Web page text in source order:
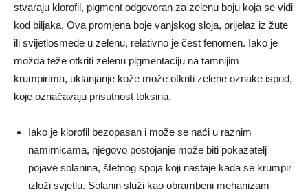
stvaraju klorofil, pigment odgovoran za zelenu boju koja se vidi
kod biljaka. Ova promjena boje vanjskog sloja, prijelaz iz žute
ili svijetlosmeđe u zelenu, relativno je čest fenomen. Iako je
možda teže otkriti zelenu pigmentaciju na tamnijim
krumpirima, uklanjanje kože može otkriti zelene oznake ispod,
koje označavaju prisutnost toksina.
Iako je klorofil bezopasan i može se naći u raznim
namirnicama, njegovo postojanje može biti pokazatelj
pojave solanina, štetnog spoja koji nastaje kada se krumpir
izloži svjetlu. Solanin služi kao obrambeni mehanizam